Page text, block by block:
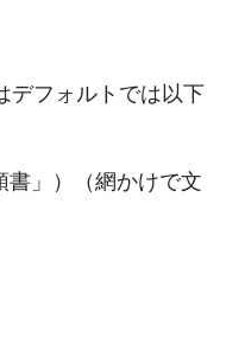
デフォルトでは以下
書」）（網かけで文